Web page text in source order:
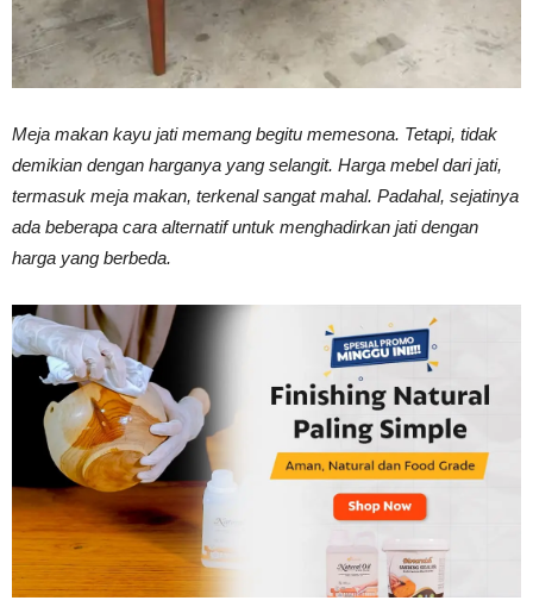
Cepat
&
Tahan
Lama
Meja makan kayu jati memang begitu memesona. Tetapi, tidak
demikian dengan harganya yang selangit. Harga mebel dari jati,
termasuk meja makan, terkenal sangat mahal. Padahal, sejatinya
ada beberapa cara alternatif untuk menghadirkan jati dengan
harga yang berbeda.